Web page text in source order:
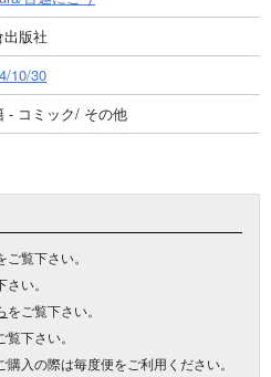
出版社
10/30
- コミック/ その他
ご覧下さい。
い。
をご覧下さい。
覧下さい。
入の際は毎度便をご利用ください。